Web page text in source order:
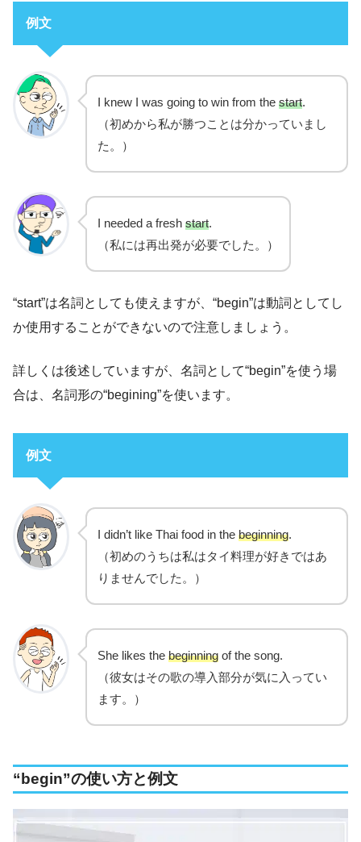
例文
I knew I was going to win from the start.
（初めから私が勝つことは分かっていまし
た。）
I needed a fresh start.
（私には再出発が必要でした。）
“start”は名詞としても使えますが、“begin”は動詞としてし
か使用することができないので注意しましょう。
詳しくは後述していますが、名詞として“begin”を使う場
合は、名詞形の“begining”を使います。
例文
I didn’t like Thai food in the beginning.
（初めのうちは私はタイ料理が好きではあ
りませんでした。）
She likes the beginning of the song.
（彼女はその歌の導入部分が気に入ってい
ます。）
“begin”の使い方と例文